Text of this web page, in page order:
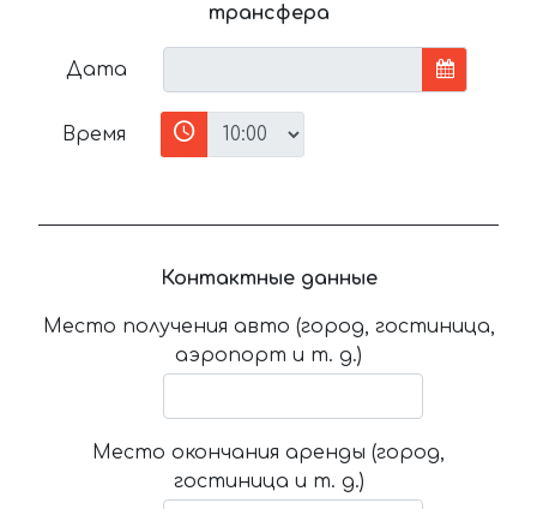
трансфера
Дата
Время
Контактные данные
Место получения авто (город, гостиница,
аэропорт и т. д.)
Место окончания аренды (город,
гостиница и т. д.)